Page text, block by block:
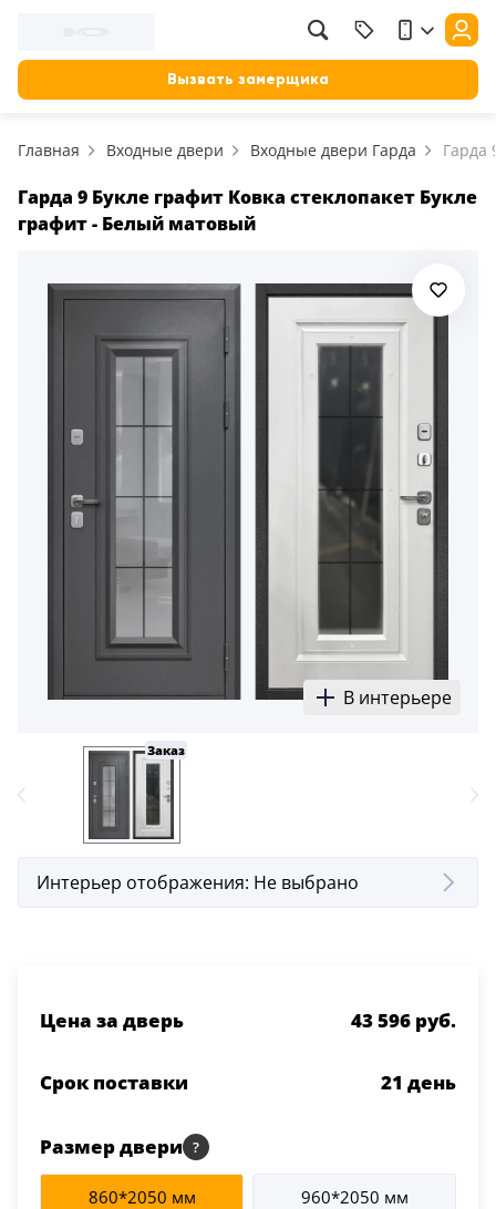
Вызвать замерщика
Главная Входные двери Входные двери Гарда Гарда
Гарда 9 Букле графит Ковка стеклопакет Букле
графит - Белый матовый
В интерьере
Заказ
Интерьер отображения: Не выбрано
Цена за дверь 43 596 руб.
Срок поставки 21 день
Размер двери
860*2050 мм 960*2050 мм